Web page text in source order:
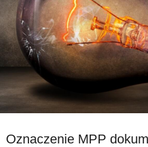
Oznaczenie MPP